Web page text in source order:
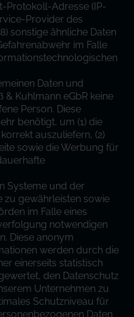
Protokoll-Adresse (IP-
Provider des
sonstige ähnliche Daten
im Falle
Daten und
& Kuhlmann eGbR keine
Person. Diese
benötigt, um (1) die
auszuliefern, (2)
sowie die Werbung für
Systeme und der
zu gewährleisten sowie
im Falle eines
notwendigen
Diese anonym
werden durch die
einerseits statistisch
den Datenschutz
Unternehmen zu
Schutzniveau für
Daten